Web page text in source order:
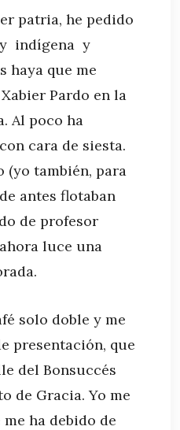
patria, he pedido
indígena y
haya que me
Pardo en la
Al poco ha
cara de siesta.
(yo también, para
antes flotaban
de profesor
luce una
solo doble y me
presentación, que
del Bonsuccés
de Gracia. Yo me
ha debido de